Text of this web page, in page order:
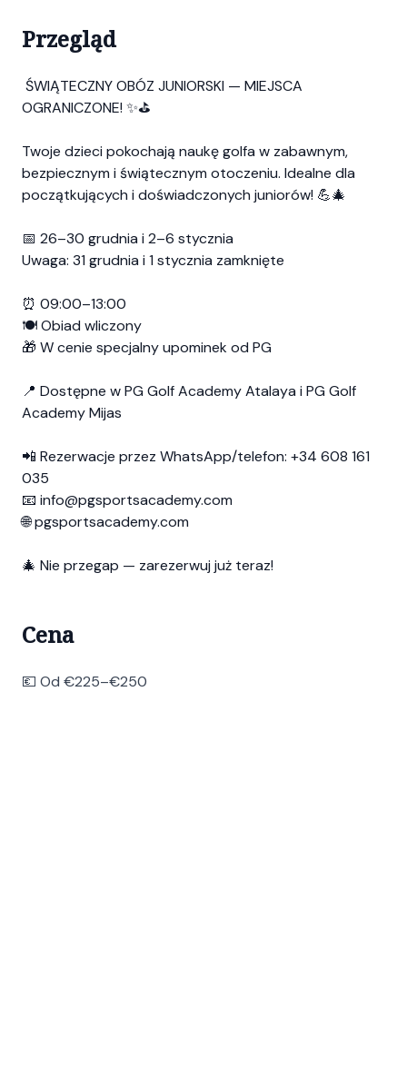
Przegląd
ŚWIĄTECZNY OBÓZ JUNIORSKI — MIEJSCA
OGRANICZONE! ✨⛳
Twoje dzieci pokochają naukę golfa w zabawnym,
bezpiecznym i świątecznym otoczeniu. Idealne dla
początkujących i doświadczonych juniorów! 💪🎄
📅 26–30 grudnia i 2–6 stycznia
Uwaga: 31 grudnia i 1 stycznia zamknięte
⏰ 09:00–13:00
🍽️ Obiad wliczony
🎁 W cenie specjalny upominek od PG
📍 Dostępne w PG Golf Academy Atalaya i PG Golf
Academy Mijas
📲 Rezerwacje przez WhatsApp/telefon: +34 608 161
035
📧 info@pgsportsacademy.com
🌐 pgsportsacademy.com
🎄 Nie przegap — zarezerwuj już teraz!
Cena
💶 Od €225–€250